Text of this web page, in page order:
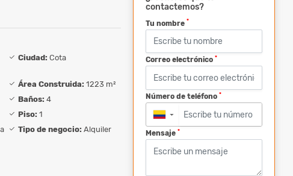
Ciudad: Cota
Área Construida: 1223 m²
Baños: 4
Piso: 1
Tipo de negocio: Alquiler
contactemos?
Tu nombre *
Correo electrónico *
Número de teléfono *
▼
Mensaje *